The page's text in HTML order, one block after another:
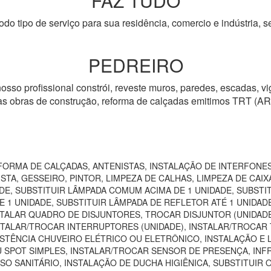
tipo de serviço para sua residência, comercio e indústria,
PEDREIRO
profissional constrói, reveste muros, paredes, escadas,
obras de construção, reforma de calçadas emitimos TRT
DE CALÇADAS, ANTENISTAS, INSTALAÇÃO DE
GESSEIRO, PINTOR, LIMPEZA DE CALHAS, LIMPEZA DE
SUBSTITUIR LÂMPADA COMUM ACIMA DE 1 UNIDADE,
UNIDADE, SUBSTITUIR LÂMPADA DE REFLETOR ATÉ 1
QUADRO DE DISJUNTORES, TROCAR DISJUNTOR
TROCAR INTERRUPTORES (UNIDADE), INSTALAR/
CHUVEIRO ELÉTRICO OU ELETRÔNICO, INSTALAÇÃO
SIMPLES, INSTALAR/TROCAR SENSOR DE PRESENÇA,
SANITÁRIO, INSTALAÇÃO DE DUCHA HIGIÊNICA, SUBSTITUIR